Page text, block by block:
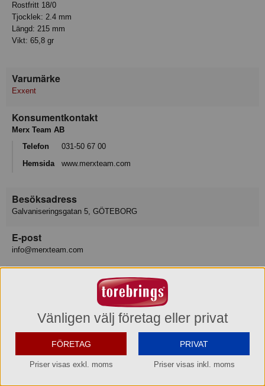
Rostfritt 18/0
Tjocklek: 2.4 mm
Längd: 215 mm
Vikt: 65,8 gr
Varumärke
Exxent
Konsumentkontakt
Merx Team AB
Telefon
031-50 67 00
Hemsida
www.merxteam.com
Besöksadress
Galvaniseringsgatan 5, GÖTEBORG
E-post
info@merxteam.com
Leverantör
Lev art nr
PT92SSAD
Vänligen välj företag eller privat
FÖRETAG
Priser visas exkl. moms
PRIVAT
Priser visas inkl. moms